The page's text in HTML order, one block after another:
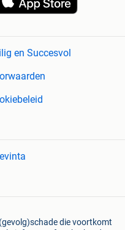
en Succesvol
die voortkomt